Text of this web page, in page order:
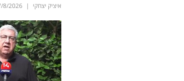
איציק יצחקי |
8/2026